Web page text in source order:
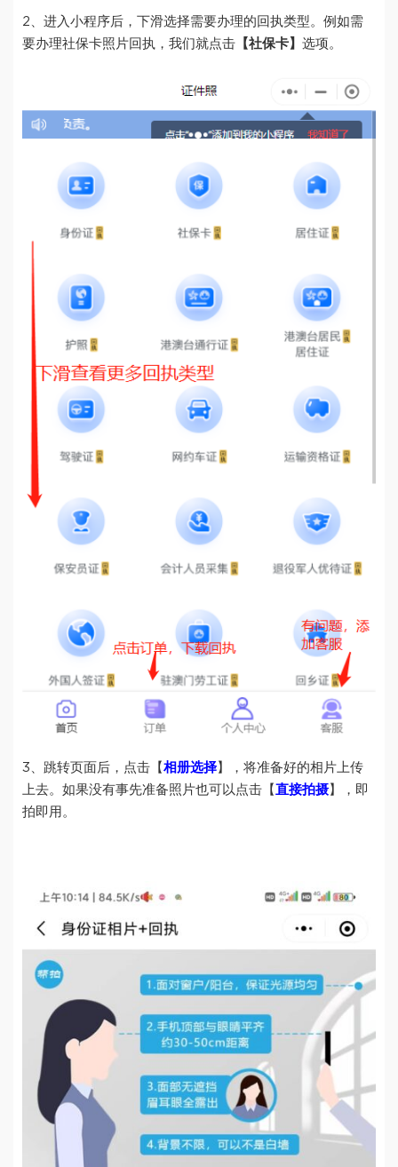
2、进入小程序后，下滑选择需要办理的回执类型。例如需
要办理社保卡照片回执，我们就点击 【社保卡】 选项。
3、跳转页面后，点击【 相册选择 】，将准备好的相片上传
上去。如果没有事先准备照片也可以点击【 直接拍摄】，即
拍即用。